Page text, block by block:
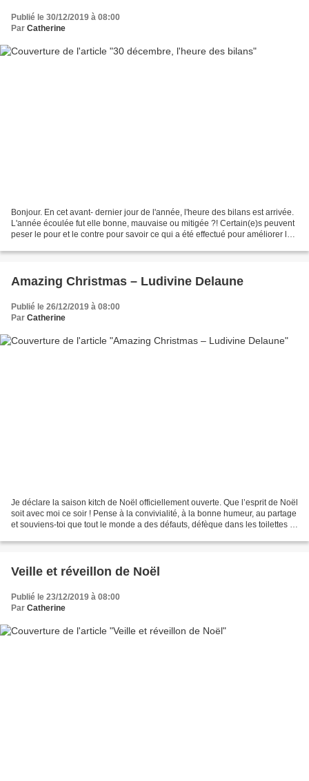
Publié le 30/12/2019 à 08:00
Par Catherine
Bonjour. En cet avant- dernier jour de l'année, l'heure des bilans est arrivée.
L'année écoulée fut elle bonne, mauvaise ou mitigée ?! Certain(e)s peuvent
peser le pour et le contre pour savoir ce qui a été effectué pour améliorer les
Amazing Christmas – Ludivine Delaune
Publié le 26/12/2019 à 08:00
Par Catherine
Je déclare la saison kitch de Noël officiellement ouverte. Que l’esprit de Noël
soit avec moi ce soir ! Pense à la convivialité, à la bonne humeur, au partage
et souviens-toi que tout le monde a des défauts, défèque dans les toilettes et
Veille et réveillon de Noël
Publié le 23/12/2019 à 08:00
Par Catherine